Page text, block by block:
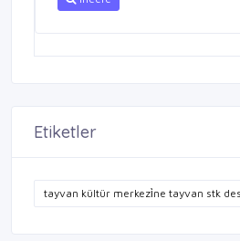
Etiketler
tayvan kültür merkezi̇ne tayvan stk